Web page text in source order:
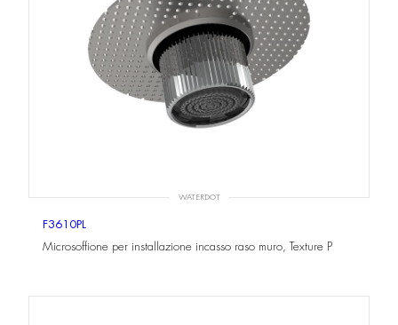
WATERDOT
F3610PL
Microsoffione per installazione incasso raso muro, Texture P